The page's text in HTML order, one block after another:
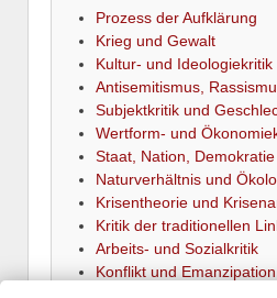
Prozess der Aufklärung
Krieg und Gewalt
Kultur- und Ideologiekritik
Antisemitismus,
Subjektkritik und
Wertform- und
Staat, Nation,
Naturverhältnis und
Krisentheorie und
Kritik der traditionellen
Arbeits- und Sozialkritik
Konflikt und Emanzipation